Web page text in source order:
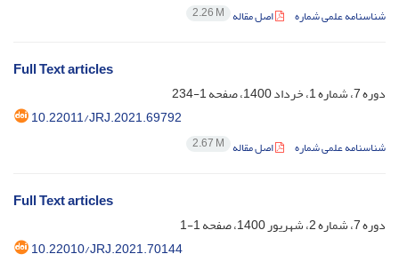
شناسنامه علمی شماره اصل مقاله 2.26 M
Full Text articles
دوره 7، شماره 1، خرداد 1400، صفحه
1-234
10.22011/JRJ.2021.69792
شناسنامه علمی شماره اصل مقاله 2.67 M
Full Text articles
دوره 7، شماره 2، شهریور 1400، صفحه
1-1
10.22010/JRJ.2021.70144